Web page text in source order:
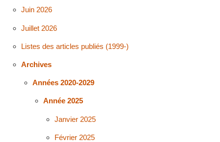
Juin 2026
Juillet 2026
Listes des articles publiés (1999-)
Archives
Années 2020-2029
Année 2025
Janvier 2025
Février 2025